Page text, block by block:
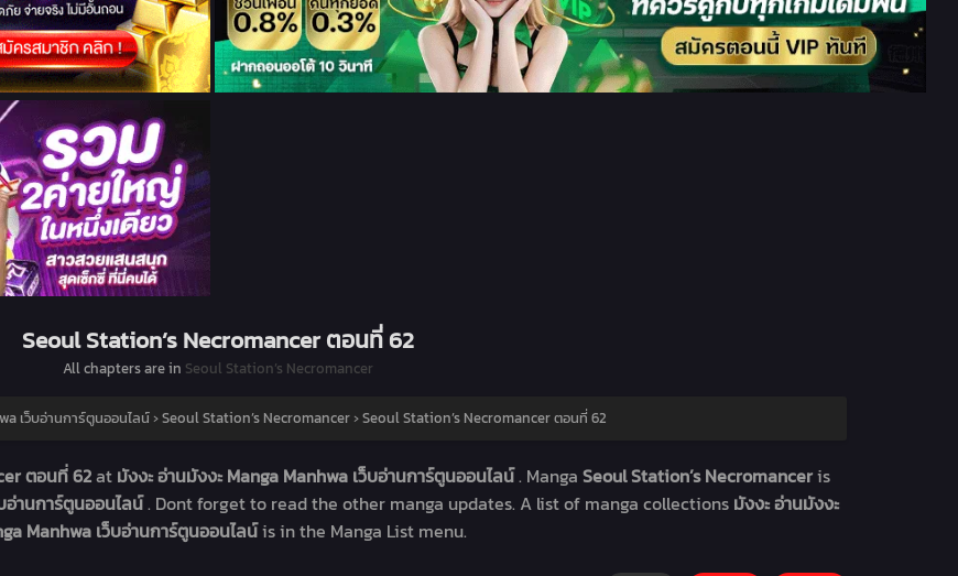
Seoul Station’s Necromancer ตอนที่ 62
All chapters are in Seoul Station’s Necromancer
เว็บอ่านการ์ตูนออนไลน์›Seoul Station’s Necromancer›Seoul Station’s Necromancer ตอนที่ 62
ตอนที่ 62at มังงะ อ่านมังงะ Manga Manhwa เว็บอ่านการ์ตูนออนไลน์. Manga Seoul Station’s Necromanceris
อ่านการ์ตูนออนไลน์. Dont forget to read the other manga updates. A list of manga collections มังงะ อ่านมังงะ
Manhwa เว็บอ่านการ์ตูนออนไลน์is in the Manga List menu.